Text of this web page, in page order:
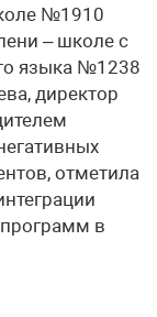
№1910
– школе с
языка №1238
директор
отметила
в